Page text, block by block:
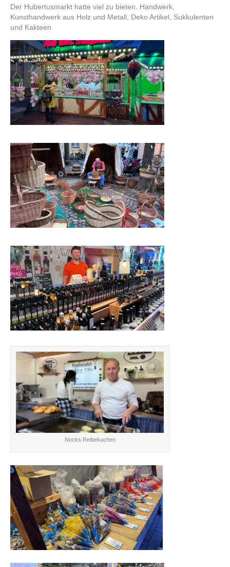
Der Hubertusmarkt hatte viel zu bieten. Handwerk,
Kunsthandwerk aus Holz und Metall, Deko Artikel, Sukkulenten
und Kakteen
Nocks Reibekuchen